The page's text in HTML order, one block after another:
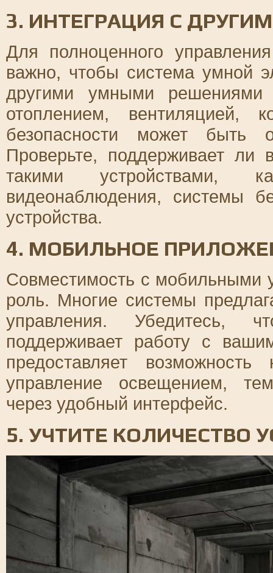
3. ИНТЕГРАЦИЯ С
Для полноценного
важно, чтобы система умной
другими умными
отоплением, вентиляцией,
безопасности может быть
Проверьте, поддерживает ли
такими
видеонаблюдения, системы
устройства.
4. МОБИЛЬНОЕ
Совместимость с мобильными
роль. Многие системы
управления. Убедитесь,
поддерживает работу с
предоставляет
управление освещением,
через удобный интерфейс.
5. УЧТИТЕ КОЛИЧЕСТВО